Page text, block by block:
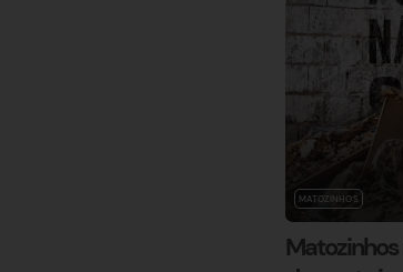
MATOZINHOS